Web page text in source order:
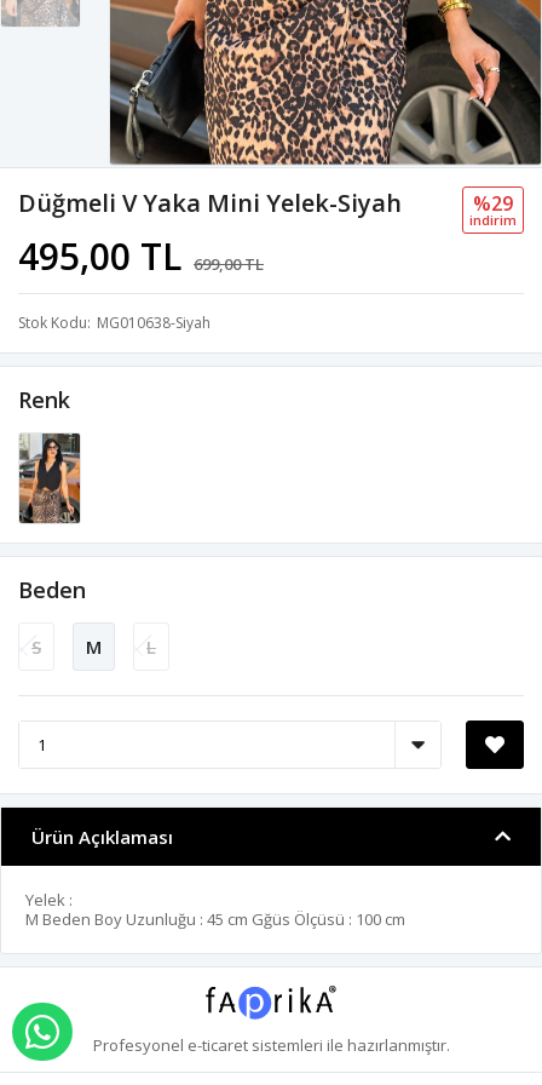
Düğmeli V Yaka Mini Yelek-Siyah
495,00 TL 699,00 TL
%29
i̇ndi̇ri̇m
Stok Kodu MG010638-Siyah
Renk
Beden
S M L
Ürün Açıklaması
Yelek :
M Beden Boy Uzunluğu : 45 cm Gğüs Ölçüsü : 100 cm
Profesyonel e-ticaretsistemleri ile hazırlanmıştır.